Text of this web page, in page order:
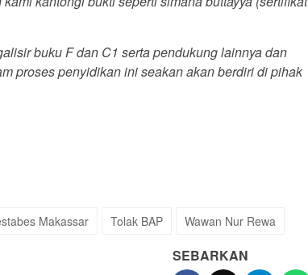
buku F dan C1 serta pendukung lainnya dan
proses penyidikan ini seakan akan berdiri di pihak
Makassar Tolak BAP Wawan Nur Rewa
SEBARKAN